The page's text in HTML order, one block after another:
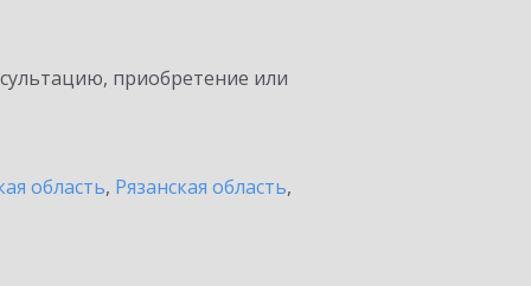
приобретение или
область, Рязанская область,